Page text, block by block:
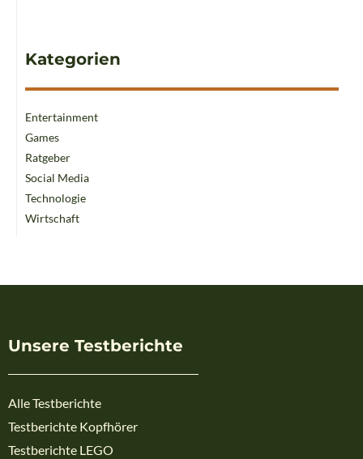
Kategorien
Entertainment
Games
Ratgeber
Social Media
Technologie
Wirtschaft
Unsere Testberichte
Alle Testberichte
Testberichte Kopfhörer
Testberichte LEGO